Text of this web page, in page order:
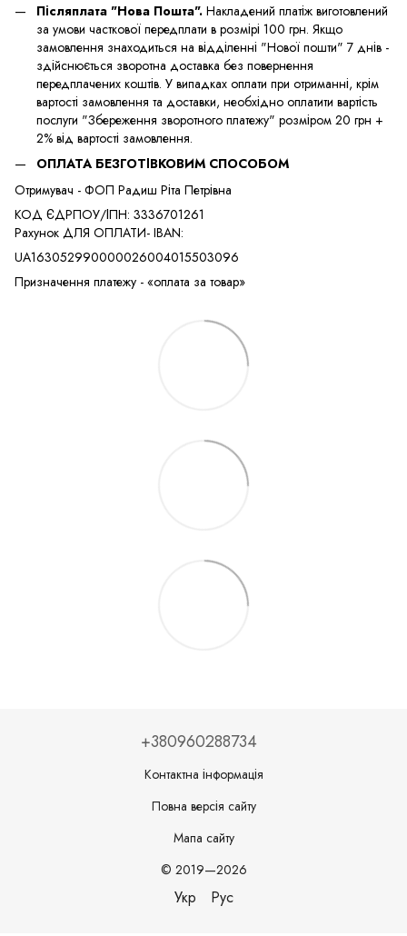
Післяплата "Нова Пошта". Накладений платіж виготовлений
за умови часткової передплати в розмірі 100 грн. Якщо
замовлення знаходиться на відділенні "Нової пошти" 7 днів -
здійснюється зворотна доставка без повернення
передплачених коштів. У випадках оплати при отриманні, крім
вартості замовлення та доставки, необхідно оплатити вартість
послуги "Збереження зворотного платежу" розміром 20 грн +
2% від вартості замовлення.
ОПЛАТА БЕЗГОТІВКОВИМ СПОСОБОМ
Отримувач - ФОП Радиш Ріта Петрівна
КОД ЄДРПОУ/ІПН: 3336701261
​​Рахунок ДЛЯ ОПЛАТИ- IBAN:
UA163052990000026004015503096
Призначення платежу - «оплата за товар»
+380960288734
Контактна інформація
Повна версія сайту
Мапа сайту
© 2019—2026
Укр Рус